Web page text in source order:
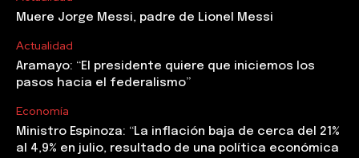
Muere Jorge Messi, padre de Lionel Messi
Actualidad
Aramayo: “El presidente quiere que iniciemos los
pasos hacia el federalismo”
Economía
Ministro Espinoza: “La inflación baja de cerca del 21%
al 4,9% en julio, resultado de una política económica